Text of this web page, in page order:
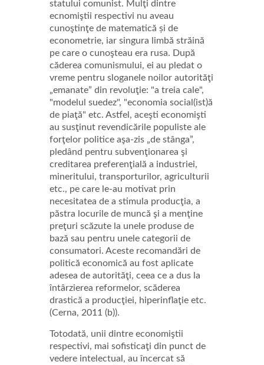
statului comunist. Mulţi dintre
ecnomiştii respectivi nu aveau
cunoştinţe de matematică și de
econometrie, iar singura limbă străină
pe care o cunoşteau era rusa. După
căderea comunismului, ei au pledat o
vreme pentru sloganele noilor autorităţi
„emanate” din revoluţie: "a treia cale",
"modelul suedez", "economia social(ist)ă
de piaţă" etc. Astfel, aceşti economişti
au susţinut revendicările populiste ale
forţelor politice aşa-zis „de stânga”,
pledând pentru subvenţionarea şi
creditarea preferenţială a industriei,
mineritului, transporturilor, agriculturii
etc., pe care le-au motivat prin
necesitatea de a stimula producţia, a
păstra locurile de muncă şi a menţine
preţuri scăzute la unele produse de
bază sau pentru unele categorii de
consumatori. Aceste recomandări de
politică economică au fost aplicate
adesea de autorităţi, ceea ce a dus la
întârzierea reformelor, scăderea
drastică a producţiei, hiperinflaţie etc.
(Cerna, 2011 (b)).
Totodată, unii dintre economiştii
respectivi, mai sofisticaţi din punct de
vedere intelectual, au încercat să